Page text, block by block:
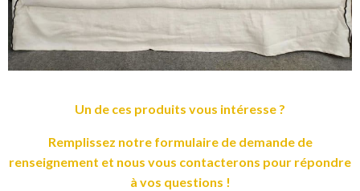
Un de ces produits vous intéresse ?
Remplissez notre formulaire de demande de
renseignement et nous vous contacterons pour répondre
à vos questions !